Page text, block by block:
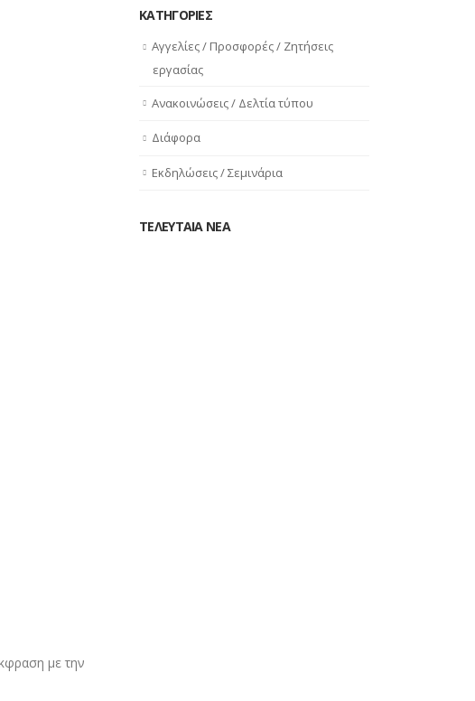
με την
ΚΑΤΗΓΟΡΙΕΣ
Αγγελίες / Προσφορές / Ζητήσεις
εργασίας
Ανακοινώσεις / Δελτία τύπου
Διάφορα
Εκδηλώσεις / Σεμινάρια
ΤΕΛΕΥΤΑΙΑ ΝΕΑ